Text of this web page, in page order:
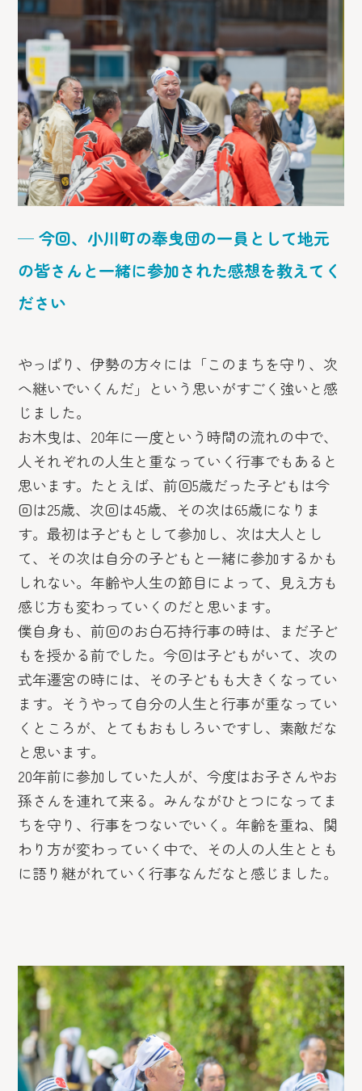
─ 今回、小川町の奉曳団の一員として地元
の皆さんと一緒に参加された感想を教えてく
ださい
やっぱり、伊勢の方々には「このまちを守り、次
へ継いでいくんだ」という思いがすごく強いと感
じました。
お木曳は、20年に一度という時間の流れの中で、
人それぞれの人生と重なっていく行事でもあると
思います。たとえば、前回5歳だった子どもは今
回は25歳、次回は45歳、その次は65歳になりま
す。最初は子どもとして参加し、次は大人とし
て、その次は自分の子どもと一緒に参加するかも
しれない。年齢や人生の節目によって、見え方も
感じ方も変わっていくのだと思います。
僕自身も、前回のお白石持行事の時は、まだ子ど
もを授かる前でした。今回は子どもがいて、次の
式年遷宮の時には、その子どもも大きくなってい
ます。そうやって自分の人生と行事が重なってい
くところが、とてもおもしろいですし、素敵だな
と思います。
20年前に参加していた人が、今度はお子さんやお
孫さんを連れて来る。みんながひとつになってま
ちを守り、行事をつないでいく。年齢を重ね、関
わり方が変わっていく中で、その人の人生ととも
に語り継がれていく行事なんだなと感じました。